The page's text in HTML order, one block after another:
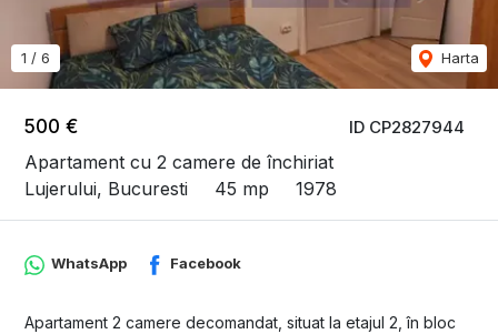
ID CP2827944
500 €
Apartament cu 2 camere de închiriat
Lujerului, Bucuresti
45 mp 1978
1 / 6 Harta
WhatsApp Facebook
Apartament 2 camere decomandat, situat la etajul 2, în bloc